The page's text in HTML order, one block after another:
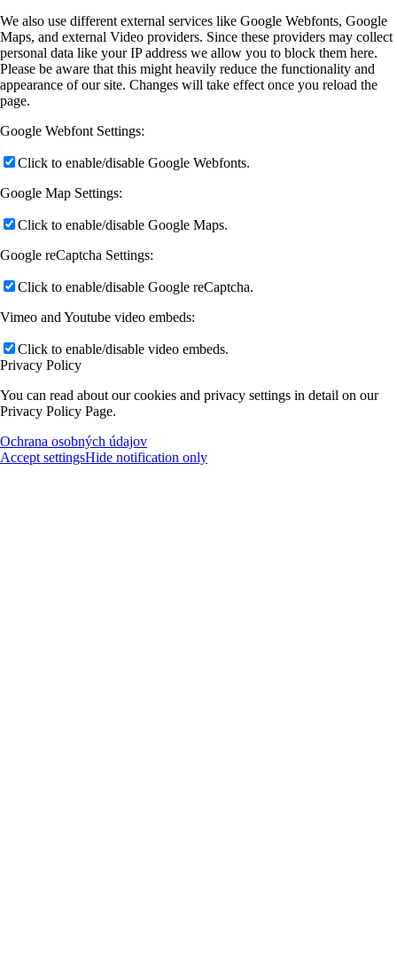
We also use different external services like Google Webfonts, Google
Maps, and external Video providers. Since these providers may collect
personal data like your IP address we allow you to block them here.
Please be aware that this might heavily reduce the functionality and
appearance of our site. Changes will take effect once you reload the
page.
Google Webfont Settings:
Click to enable/disable Google Webfonts.
Google Map Settings:
Click to enable/disable Google Maps.
Google reCaptcha Settings:
Click to enable/disable Google reCaptcha.
Vimeo and Youtube video embeds:
Click to enable/disable video embeds.
Privacy Policy
You can read about our cookies and privacy settings in detail on our
Privacy Policy Page.
Ochrana osobných údajov
Accept settingsHide notification only